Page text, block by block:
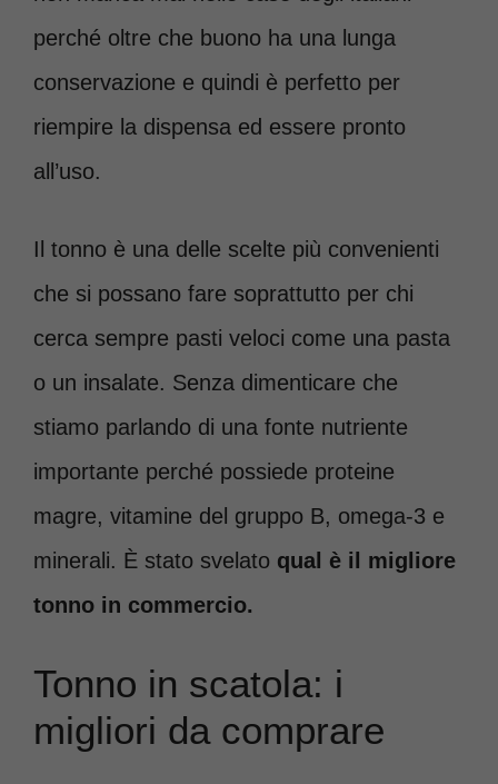
perché oltre che buono ha una lunga
conservazione e quindi è perfetto per
riempire la dispensa ed essere pronto
all’uso.
Il tonno è una delle scelte più convenienti
che si possano fare soprattutto per chi
cerca sempre pasti veloci come una pasta
o un insalate. Senza dimenticare che
stiamo parlando di una fonte nutriente
importante perché possiede proteine
magre, vitamine del gruppo B, omega-3 e
minerali. È stato svelato qual è il migliore
tonno in commercio.
Tonno in scatola: i
migliori da comprare